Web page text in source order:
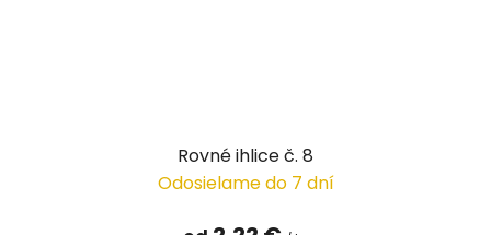
Rovné ihlice č. 8
Odosielame do 7 dní